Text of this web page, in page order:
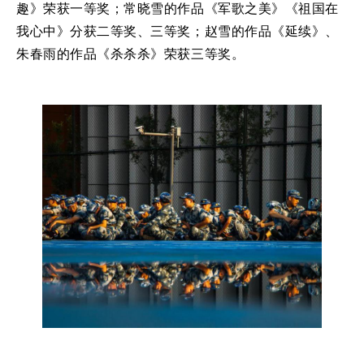
趣》荣获一等奖；常晓雪的作品《军歌之美》《祖国在
我心中》分获二等奖、三等奖；赵雪的作品《延续》、
朱春雨的作品《杀杀杀》荣获三等奖。